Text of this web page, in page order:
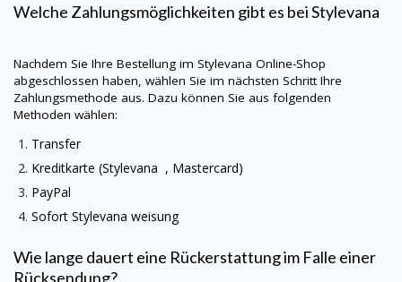
Welche Zahlungsmöglichkeiten gibt es beiStylevana
Nachdem Sie Ihre Bestellung im Stylevana Online-Shop
abgeschlossen haben, wählen Sie im nächsten Schritt Ihre
Zahlungsmethode aus. Dazu können Sie aus folgenden
Methoden wählen:
Transfer
Kreditkarte (Stylevana , Mastercard)
PayPal
Sofort Stylevana weisung
Wie lange dauert eine Rückerstattung im Falle einer
Rücksendung?